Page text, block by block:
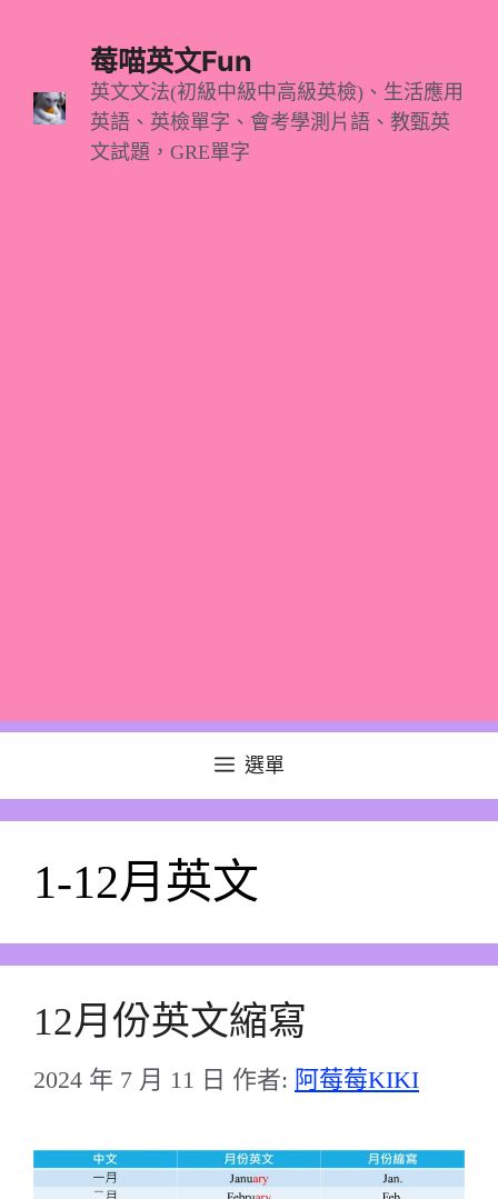
莓喵英文Fun
英文文法(初級中級中高級英檢)、生活應用
英語、英檢單字、會考學測片語、教甄英
文試題，GRE單字
選單
1-12月英文
12月份英文縮寫
2024 年 7 月 11 日 作者: 阿莓莓KIKI